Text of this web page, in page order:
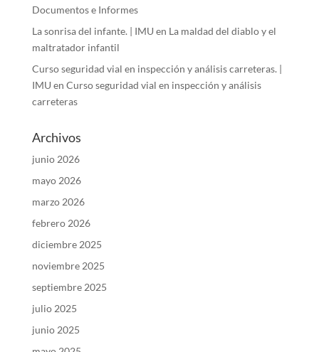
Documentos e Informes
La sonrisa del infante. | IMU en La maldad del diablo y el
maltratador infantil
Curso seguridad vial en inspección y análisis carreteras. |
IMU en Curso seguridad vial en inspección y análisis
carreteras
Archivos
junio 2026
mayo 2026
marzo 2026
febrero 2026
diciembre 2025
noviembre 2025
septiembre 2025
julio 2025
junio 2025